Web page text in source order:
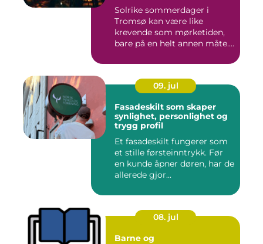
Solrike sommerdager i
Tromsø kan være like
krevende som mørketiden,
bare på en helt annen måte.
09. jul
Fasadeskilt som skaper
synlighet, personlighet og
trygg profil
Et fasadeskilt fungerer som
et stille førsteinntrykk. Før
en kunde åpner døren, har de
allerede gjor...
08. jul
Barne og